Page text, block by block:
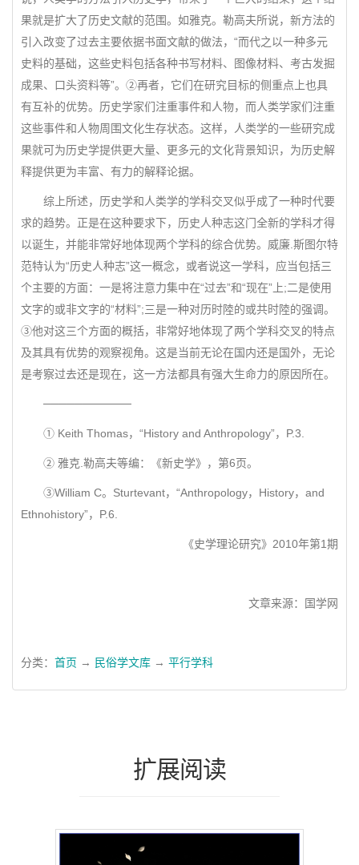
果就是扩大了历史文献的范围。如雅克。勒高夫所说，新方法的
引入改变了过去主要依据书面文献的做法，“而代之以一种多元
史料的基础，这些史料包括各种书写材料、图像材料、考古发掘
成果、口头资料等”。②再者，它们在研究目标的侧重点上也具
有互补的优势。历史学家们注重事件和人物，而人类学家们注重
这些事件和人物周围文化生存状态。这样，人类学的一些研究成
果就可为历史学提供更大量、更多元的文化背景知识，为历史解
释提供更为丰富、有力的解释论据。
综上所述，历史学和人类学的学科交叉似乎成了一种时代要
求的趋势。正是在这种要求下，历史人种志这门全新的学科才得
以诞生，并能非常好地体现两个学科的综合优势。威廉.斯图尔特
范特认为“历史人种志”这一概念，或者说这一学科，应当包括三
个主要的方面：一是将注意力集中在“过去”和“现在”上;二是使用
文字的或非文字的“材料”;三是一种对历时陸的或共时陸的强调。
③他对这三个方面的概括，非常好地体现了两个学科交叉的特点
及其具有优势的观察视角。这是当前无论在国内还是国外，无论
是考察过去还是现在，这一方法都具有强大生命力的原因所在。
───────────
① Keith Thomas，“History and Anthropology”，P.3.
② 雅克.勒高夫等编：《新史学》，第6页。
③William C。Sturtevant，“Anthropology，History，and
Ethnohistory”，P.6.
《史学理论研究》2010年第1期
文章来源：国学网
分类： 首页 → 民俗学文库 → 平行学科
扩展阅读